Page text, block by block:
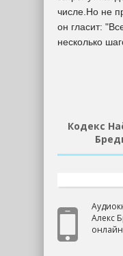
числе.Но не
он гласит:
несколько
Кодекс
Алекс